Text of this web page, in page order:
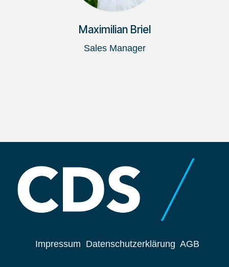
Maximilian Briel
Sales Manager
Impressum Datenschutzerklärung AGB